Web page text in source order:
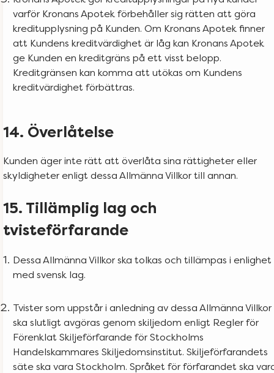
varför Kronans Apotek förbehåller sig rätten att göra
kreditupplysning på Kunden. Om Kronans Apotek finner
att Kundens kreditvärdighet är låg kan Kronans Apotek
ge Kunden en kreditgräns på ett visst belopp.
Kreditgränsen kan komma att utökas om Kundens
kreditvärdighet förbättras.
14. Överlåtelse
Kunden äger inte rätt att överlåta sina rättigheter eller
skyldigheter enligt dessa Allmänna Villkor till annan.
15. Tillämplig lag och
tvisteförfarande
Dessa Allmänna Villkor ska tolkas och tillämpas i enlighet
med svensk lag.
Tvister som uppstår i anledning av dessa Allmänna Villkor
ska slutligt avgöras genom skiljedom enligt Regler för
Förenklat Skiljeförfarande för Stockholms
Handelskammares Skiljedomsinstitut. Skiljeförfarandets
säte ska vara Stockholm. Språket för förfarandet ska